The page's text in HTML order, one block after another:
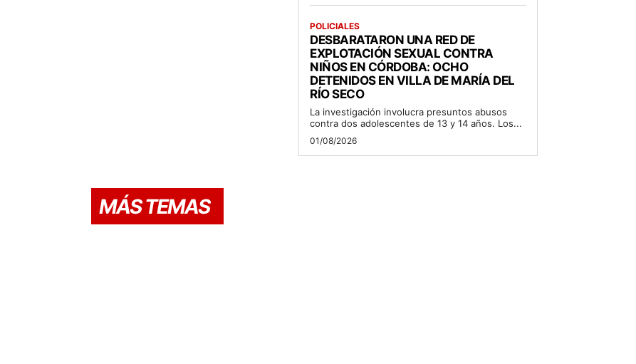
POLICIALES
DESBARATARON UNA RED DE
EXPLOTACIÓN SEXUAL CONTRA
NIÑOS EN CÓRDOBA: OCHO
DETENIDOS EN VILLA DE MARÍA DEL
RÍO SECO
La investigación involucra presuntos abusos
contra dos adolescentes de 13 y 14 años. Los...
01/08/2026
MÁS TEMAS